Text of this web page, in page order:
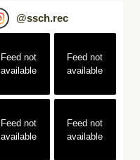
@ssch.rec
Feed not
available
Feed not
available
Feed not
available
Feed not
available